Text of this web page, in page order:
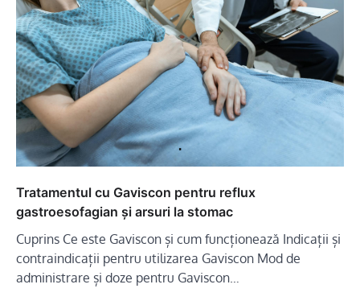
Tratamentul cu Gaviscon pentru reflux
gastroesofagian și arsuri la stomac
Cuprins Ce este Gaviscon și cum funcționează Indicații și
contraindicații pentru utilizarea Gaviscon Mod de
administrare și doze pentru Gaviscon…